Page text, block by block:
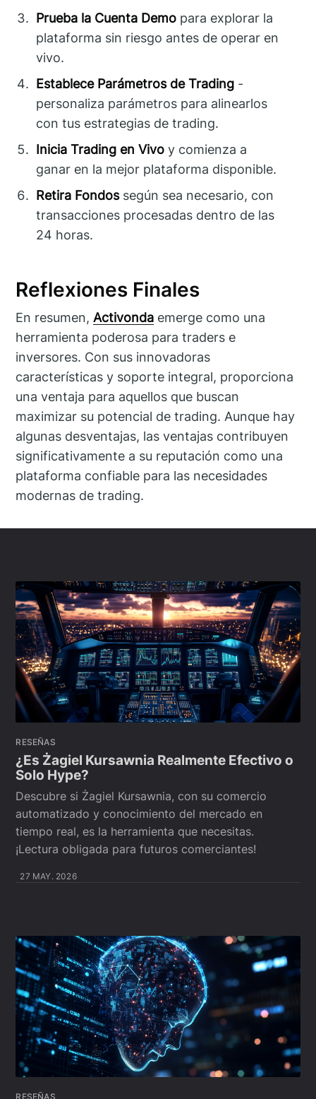
Prueba la Cuenta Demo para explorar la
plataforma sin riesgo antes de operar en
vivo.
Establece Parámetros de Trading -
personaliza parámetros para alinearlos
con tus estrategias de trading.
Inicia Trading en Vivo y comienza a
ganar en la mejor plataforma disponible.
Retira Fondossegún sea necesario, con
transacciones procesadas dentro de las
24 horas.
Reflexiones Finales
En resumen,Activonda emerge como una
herramienta poderosa para traders e
inversores. Con sus innovadoras
características y soporte integral, proporciona
una ventaja para aquellos que buscan
maximizar su potencial de trading. Aunque hay
algunas desventajas, las ventajas contribuyen
significativamente a su reputación como una
plataforma confiable para las necesidades
modernas de trading.
RESEÑAS
¿Es Żagiel Kursawnia Realmente Efectivo o
Solo Hype?
Descubre si Żagiel Kursawnia, con su comercio
automatizado y conocimiento del mercado en
tiempo real, es la herramienta que necesitas.
¡Lectura obligada para futuros comerciantes!
27 MAY. 2026
RESEÑAS